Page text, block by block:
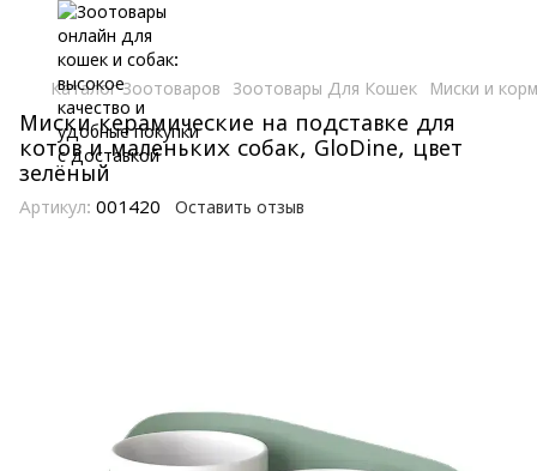
Каталог Зоотоваров Зоотовары Для Кошек Миски и
Миски керамические на подставке для
котов и маленьких собак, GloDine, цвет
зелёный
Артикул: 001420 Оставить отзыв